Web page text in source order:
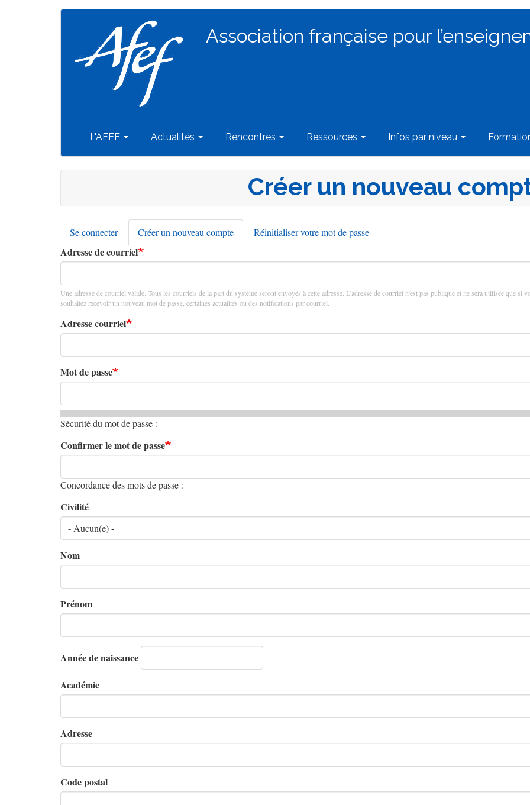
Association française pour
Navigation
principale
L'AFEF Actualités Rencontres Ressources Infos par niveau
Créer un nouveau
Onglets
principaux
Se connecter Créer un nouveau compte (onglet
actif)
Réinitialiser votre mot de passe
Adresse de courriel
Une adresse de courriel valide. Tous les courriels de la part du système seront envoyés à cette adresse. L'adresse de courriel n'est pas publique et ne sera utilisée que si
souhaitez recevoir un nouveau mot de passe, certaines actualités ou des notifications par courriel.
Adresse courriel
Mot de passe
Sécurité du mot de passe :
Confirmer le mot de passe
Concordance des mots de passe :
Civilité
Nom
Prénom
Année de naissance
Académie
Adresse
Code postal